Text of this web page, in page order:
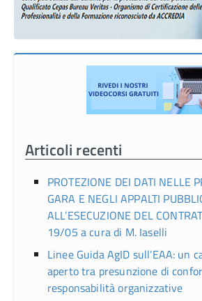
Articoli recenti
PROTEZIONE DEI DATI NELLE
GARA E NEGLI APPALTI
ALL’ESECUZIONE DEL
19/05 a cura di M. Iaselli
Linee Guida AgID sull’EAA: un
aperto tra presunzione di
responsabilità organizzative